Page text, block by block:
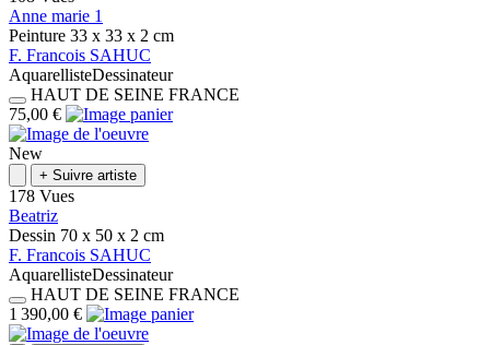
Anne marie 1
Peinture 33 x 33 x 2 cm
F. Francois SAHUC
AquarellisteDessinateur
HAUT DE SEINE FRANCE
75,00 €
New
+ Suivre artiste
178 Vues
Beatriz
Dessin 70 x 50 x 2 cm
F. Francois SAHUC
AquarellisteDessinateur
HAUT DE SEINE FRANCE
1 390,00 €